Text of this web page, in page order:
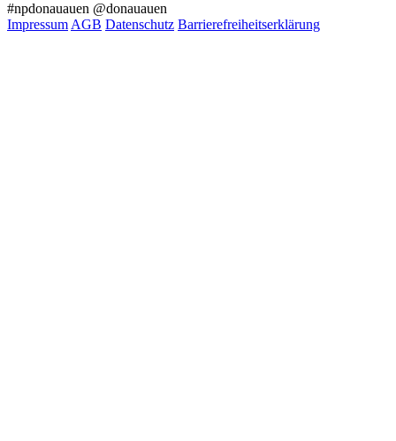
#npdonauauen @donauauen
Impressum AGB Datenschutz Barrierefreiheitserklärung